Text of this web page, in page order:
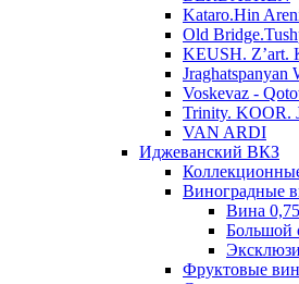
Kataro.Hin
Old
KEUSH. Z’art.
Jraghatspanyan
Voskevaz -
Trinity. KOOR.
VAN ARDI
Иджеванский ВКЗ
Виноградные
Вина
Большой
Фруктовые